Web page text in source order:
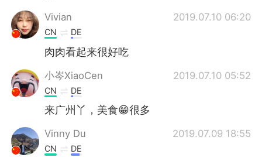
Vivian 2019.07.10 06:20
CN DE
肉肉看起来很好吃
小岑XiaoCen 2019.07.10 05:52
CN DE
来广州丫，美食😁很多
Vinny Du 2019.07.09 18:55
CN DE